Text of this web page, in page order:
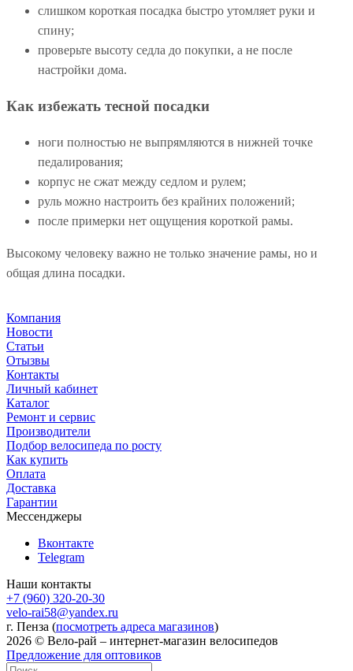
слишком короткая посадка быстро утомляет руки и
спину;
проверьте высоту седла до покупки, а не после
настройки дома.
Как избежать тесной посадки
ноги полностью не выпрямляются в нижней точке
педалирования;
корпус не сжат между седлом и рулем;
руль можно настроить без крайних положений;
после примерки нет ощущения короткой рамы.
Высокому человеку важно не только значение рамы, но и
общая длина посадки.
Компания
Новости
Статьи
Отызвы
Контакты
Личный кабинет
Каталог
Ремонт и сервис
Производители
Подбор велосипеда по росту
Как купить
Оплата
Доставка
Гарантии
Мессенджеры
Вконтакте
Telegram
Наши контакты
+7 (960) 320-20-30
velo-rai58@yandex.ru
г. Пенза (посмотреть адреса магазинов)
2026 © Вело-рай – интернет-магазин велосипедов
Предложение для оптовиков